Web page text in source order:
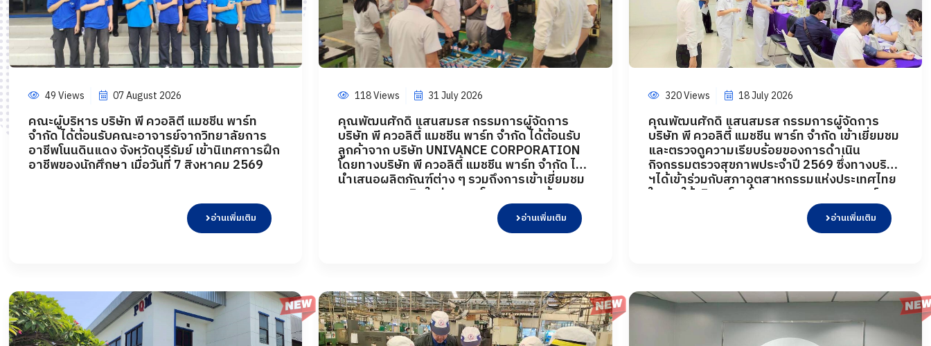
49 Views 07 August 2026
คณะผู้บริหาร บริษัท พี ควอลิตี้ แมชชีน พาร์ท
จำกัด ได้ต้อนรับคณะอาจารย์จากวิทยาลัยการ
อาชีพโนนดินแดง จังหวัดบุรีรัมย์ เข้านิเทศการฝึก
อาชีพของนักศึกษา เมื่อวันที่ 7 สิงหาคม 2569
อ่านเพิ่มเติม
118 Views 31 July 2026
คุณพัฒนศักดิ์ แสนสมรส กรรมการผู้จัดการ
บริษัท พี ควอลิตี้ แมชชีน พาร์ท จำกัด ได้ต้อนรับ
ลูกค้าจาก บริษัท UNIVANCE CORPORATION
โดยทางบริษัท พี ควอลิตี้ แมชชีน พาร์ท จำกัด ได้
นำเสนอผลิตภัณฑ์ต่าง ๆ รวมถึงการเข้าเยี่ยมชม
กระบวนการผลิตในส่วนของโรงงาน และห้อง
ปฏิบัติการทดสอบ เมื่อวันที่ 31 กรกฎาคม 2569
อ่านเพิ่มเติม
320 Views 18 July 2026
คุณพัฒนศักดิ์ แสนสมรส กรรมการผู้จัดการ
บริษัท พี ควอลิตี้ แมชชีน พาร์ท จำกัด เข้าเยี่ยมชม
และตรวจดูความเรียบร้อยของการดำเนิน
กิจกรรมตรวจสุขภาพประจำปี 2569 ซึ่งทางบริษัท
ฯได้เข้าร่วมกับสภาอุตสาหกรรมแห่งประเทศไทย
ในการให้บริการโดยโรงพยาบาลเกษมราษฎร์
อินเตอร์เนชั่นแนล รัตนธิเบศร์ เพื่อส่งเสริมสุข
ภาพ และเฝ้าระวังความเสี่ยงด้านสุขภาพจากการ
ทำงาน เมื่อวันที่ 18 กรกฎาคม 2569
อ่านเพิ่มเติม